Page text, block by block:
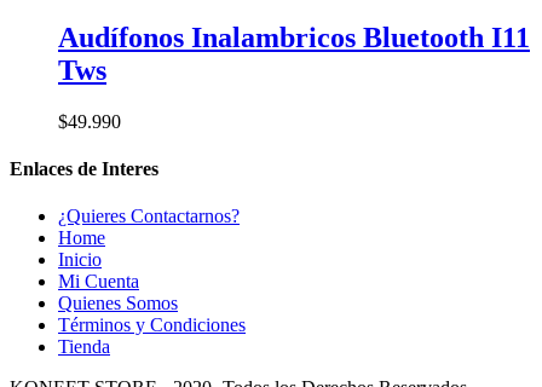
Audífonos Inalambricos Bluetooth I11
Tws
$49.990
Enlaces de Interes
¿Quieres Contactarnos?
Home
Inicio
Mi Cuenta
Quienes Somos
Términos y Condiciones
Tienda